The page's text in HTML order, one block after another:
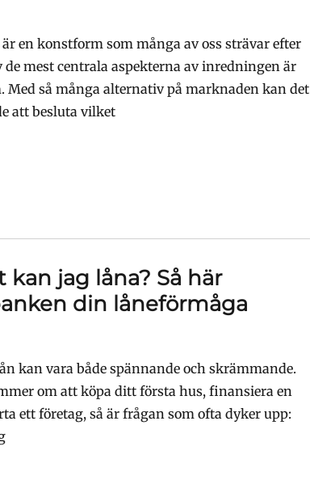
en konstform som många av oss strävar efter
de mest centrala aspekterna av inredningen är
Med så många alternativ på marknaden kan det
att besluta vilket
kan jag låna? Så här
din låneförmåga
kan vara både spännande och skrämmande.
om att köpa ditt första hus, finansiera en
ett företag, så är frågan som ofta dyker upp: